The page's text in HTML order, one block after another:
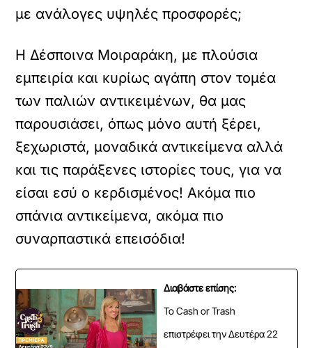
με ανάλογες υψηλές προσφορές;
Η Δέσποινα Μοιραράκη, με πλούσια
εμπειρία και κυρίως αγάπη στον τομέα
των παλιών αντικειμένων, θα μας
παρουσιάσει, όπως μόνο αυτή ξέρει,
ξεχωριστά, μοναδικά αντικείμενα αλλά
και τις παράξενες ιστορίες τους, για να
είσαι εσύ ο κερδισμένος! Ακόμα πιο
σπάνια αντικείμενα, ακόμα πιο
συναρπαστικά επεισόδια!
Διαβάστε επίσης:
Το Cash or Trash
επιστρέφει την Δευτέρα 22